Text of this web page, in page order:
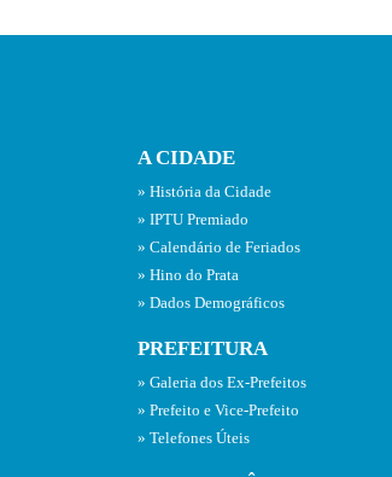
A CIDADE
História da Cidade
IPTU Premiado
Calendário de Feriados
Hino do Prata
Dados Demográficos
PREFEITURA
Galeria dos Ex-Prefeitos
Prefeito e Vice-Prefeito
Telefones Úteis